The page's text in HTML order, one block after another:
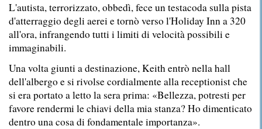
L'autista, terrorizzato, obbedì, fece un testacoda sulla pista
d'atterraggio degli aerei e tornò verso l'Holiday Inn a 320
all'ora, infrangendo tutti i limiti di velocità possibili e
immaginabili.
Una volta giunti a destinazione, Keith entrò nella hall
dell'albergo e si rivolse cordialmente alla receptionist che
si era portato a letto la sera prima: «Bellezza, potresti per
favore rendermi le chiavi della mia stanza? Ho dimenticato
dentro una cosa di fondamentale importanza».